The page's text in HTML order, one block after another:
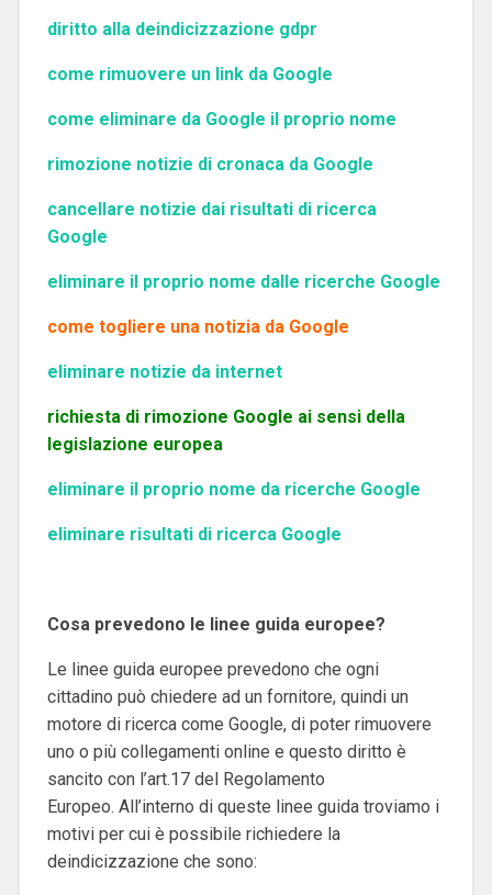
diritto alla deindicizzazione gdpr
come rimuovere un link da Google
come eliminare da Google il proprio nome
rimozione notizie di cronaca da Google
cancellare notizie dai risultati di ricerca
Google
eliminare il proprio nome dalle ricerche Google
come togliere una notizia da Google
eliminare notizie da internet
richiesta di rimozione Google ai sensi della
legislazione europea
eliminare il proprio nome da ricerche Google
eliminare risultati di ricerca Google
Cosa prevedono le linee guida europee?
Le linee guida europee prevedono che ogni
cittadino può chiedere ad un fornitore, quindi un
motore di ricerca come Google, di poter rimuovere
uno o più collegamenti online e questo diritto è
sancito con l’art.17 del Regolamento
Europeo. All’interno di queste linee guida troviamo i
motivi per cui è possibile richiedere la
deindicizzazione che sono: